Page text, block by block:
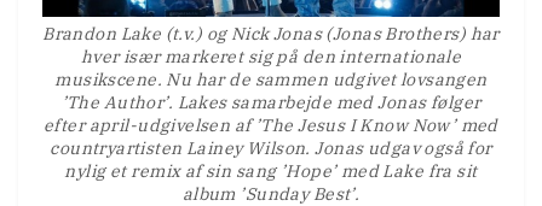
Brandon Lake (t.v.) og Nick Jonas (Jonas Brothers) har
hver især markeret sig på den internationale
musikscene. Nu har de sammen udgivet lovsangen
’The Author’. Lakes samarbejde med Jonas følger
efter april-udgivelsen af ’The Jesus I Know Now’ med
countryartisten Lainey Wilson. Jonas udgav også for
nylig et remix af sin sang ’Hope’ med Lake fra sit
album ’Sunday Best’.